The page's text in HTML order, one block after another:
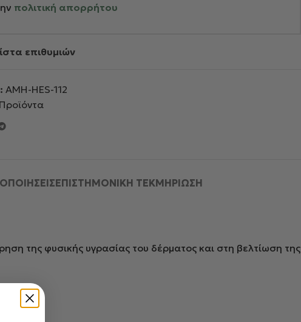
πολιτική απορρήτου
επιθυμιών
AMH-HES-112
ΕΠΙΣΤΗΜΟΝΙΚΗ ΤΕΚΜΗΡΙΩΣΗ
της φυσικής υγρασίας του δέρματος και στη βελτίωση της